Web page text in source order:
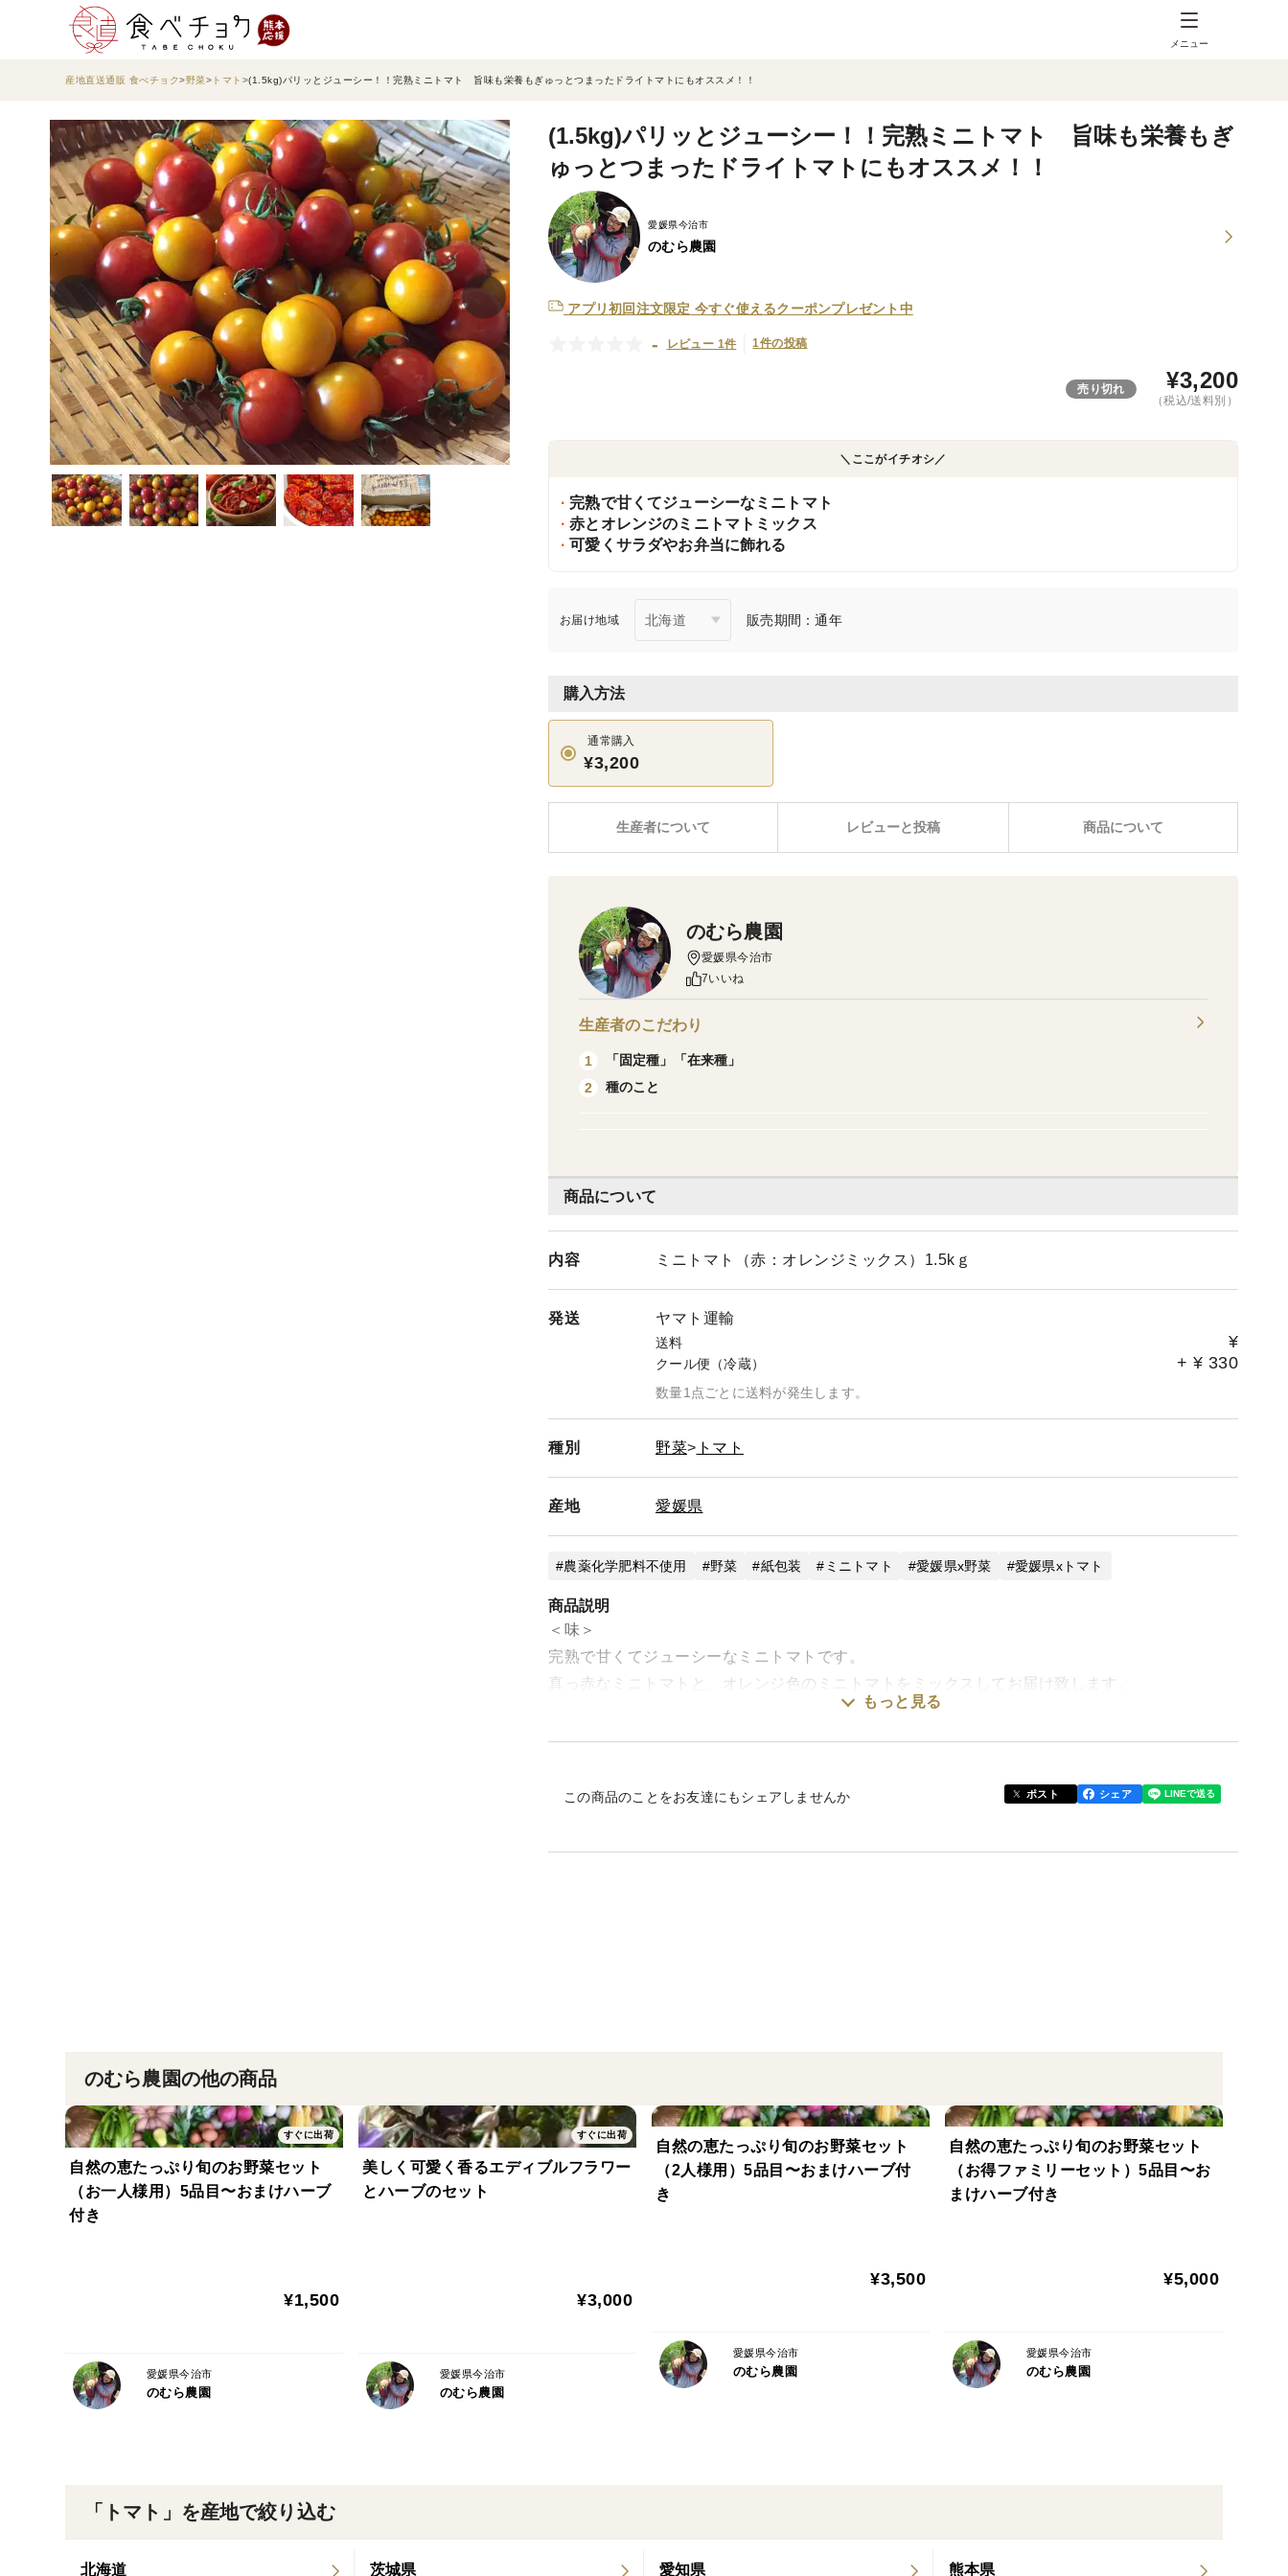
メニュー
産地直送通販 食べチョク 野菜 トマト (1.5kg)パリッとジューシー！！完熟ミニトマト 旨味も栄養もぎゅっとつまったドライトマトにもオススメ！！
(1.5kg)パリッとジューシー！！完熟ミニトマト 旨味も栄養もぎ
ゅっとつまったドライトマトにもオススメ！！
愛媛県今治市
のむら農園
アプリ初回注文限定 今すぐ使えるクーポンプレゼント中
- レビュー 1件 1件の投稿
売り切れ ¥3,200
（税込/送料別）
＼ここがイチオシ／
完熟で甘くてジューシーなミニトマト
赤とオレンジのミニトマトミックス
可愛くサラダやお弁当に飾れる
お届け地域 販売期間：通年
購入方法
通常購入
¥3,200
レビューと投稿 商品について
生産者について
商品について
内容 ミニトマト（赤：オレンジミックス）1.5kｇ
発送 ヤマト運輸
送料 ¥
クール便（冷蔵） + ¥ 330
数量1点ごとに送料が発生します。
種別 野菜 トマト
産地 愛媛県
農薬化学肥料不使用 野菜 紙包装 ミニトマト 愛媛県x野菜 愛媛県xトマト
商品説明
＜味＞
完熟で甘くてジューシーなミニトマトです。
真っ赤なミニトマトと、オレンジ色のミニトマトをミックスしてお届け致します。
もっと見る
この商品のことをお友達にもシェアしませんか ポスト シェア
のむら農園
愛媛県今治市
7いいね
生産者のこだわり
1
「固定種」「在来種」
2
種のこと
「トマト」を産地で絞り込む
北海道 茨城県 愛知県 熊本県
のむら農園の他の商品
すぐに出荷
自然の恵たっぷり旬のお野菜セット
（お一人様用）5品目〜おまけハーブ
付き
¥1,500
愛媛県今治市
のむら農園
すぐに出荷
美しく可愛く香るエディブルフラワー
とハーブのセット
¥3,000
愛媛県今治市
のむら農園
自然の恵たっぷり旬のお野菜セット
（2人様用）5品目〜おまけハーブ付
き
¥3,500
愛媛県今治市
のむら農園
自然の恵たっぷり旬のお野菜セット
（お得ファミリーセット）5品目〜お
まけハーブ付き
¥5,000
愛媛県今治市
のむら農園